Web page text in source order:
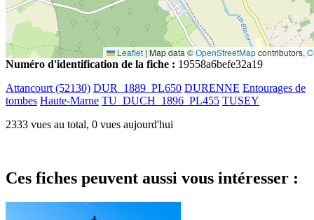
Leaflet | Map data ©OpenStreetMapcontributors,
Numéro d'identification de la fiche : 19558a6befe32a19
Attancourt (52130) DUR_1889_PL650 DURENNE Entourages de
tombes Haute-Marne TU_DUCH_1896_PL455 TUSEY
2333 vues au total, 0 vues aujourd'hui
Ces fiches peuvent aussi vous intéresser :